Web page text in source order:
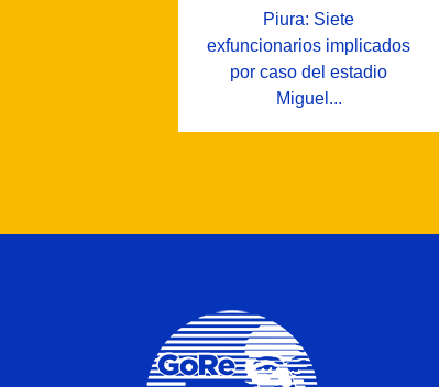
Piura: Siete
exfuncionarios implicados
por caso del estadio
Miguel...